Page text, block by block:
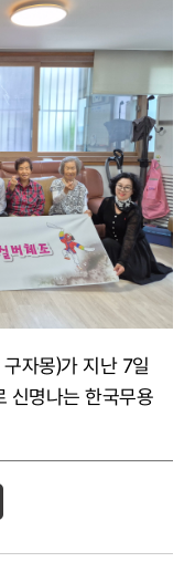
자몽)가 지난 7일
신명나는 한국무용